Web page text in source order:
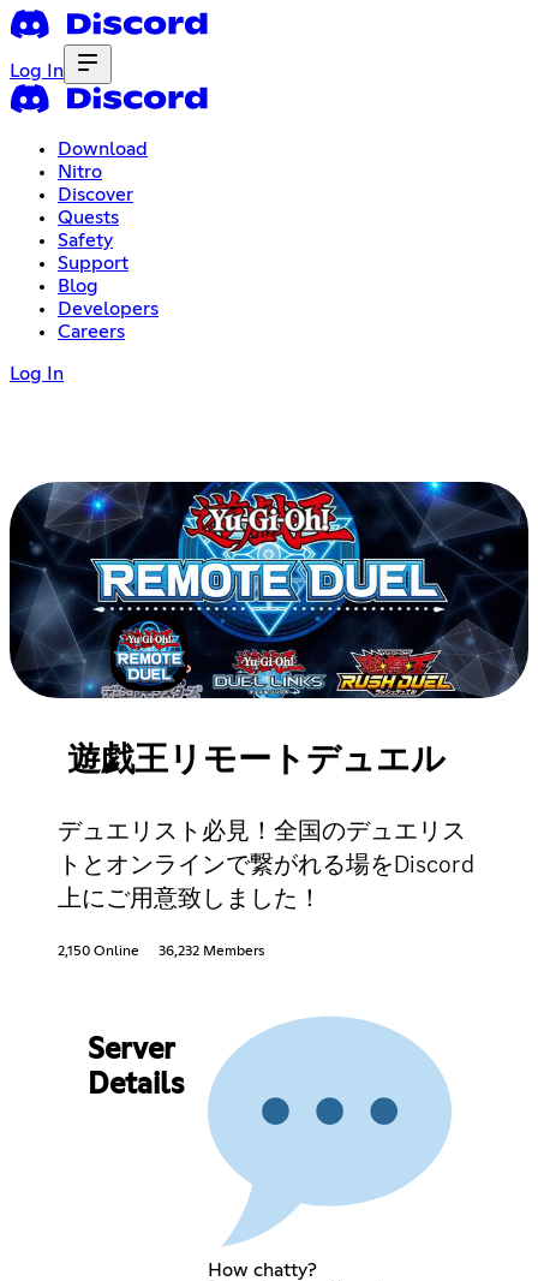
Log In
Download
Nitro
Discover
Quests
Safety
Support
Blog
Developers
Careers
Log In
遊戯王リモートデュエル
デュエリスト必見！全国のデュエリス
トとオンラインで繋がれる場をDiscord
上にご用意致しました！
2,150 Online 36,232 Members
Server
Details
How chatty?